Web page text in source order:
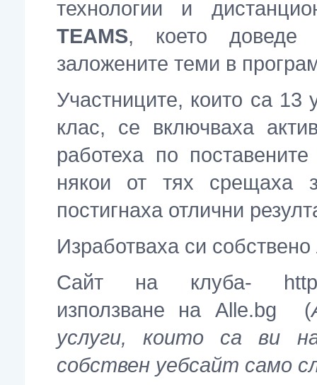
технологии и
TEAMS, което доведе
заложените теми в
Участниците, които са 13
клас, се включваха
работеха по
някои от тях срещаха
постигнаха отлични
Изработваха си
Сайт на клуба-
използване на Alle.bg (
услуги, които са ви
собствен уебсайт само